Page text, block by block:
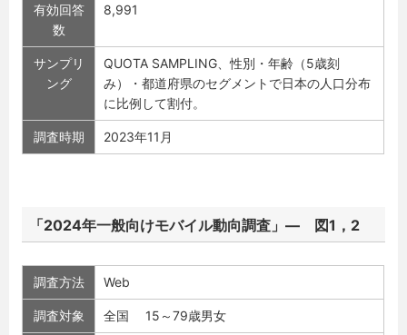
有効回答
数
8,991
サンプリ
ング
QUOTA SAMPLING、性別・年齢（5歳刻
み）・都道府県のセグメントで日本の人口分布
に比例して割付。
調査時期 2023年11月
「2024年一般向けモバイル動向調査」― 図1，2
調査方法 Web
調査対象 全国 15～79歳男女